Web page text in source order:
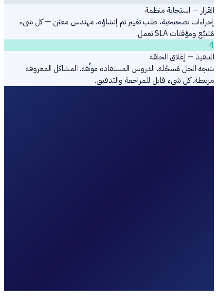
القرار — استجابة منظمة
إجراءات تصحيحية، طلب تغيير تم إنشاؤه، مهندس معيّن — كل شيء
مُتتبَّع ومؤقتات SLA تعمل.
4
التنفيذ — إغلاق الحلقة
نتيجة الحل مُسجَّلة. الدروس المستفادة موثَّقة. المشاكل المعروفة
مرتبطة. كل شيء قابل للمراجعة والتدقيق.